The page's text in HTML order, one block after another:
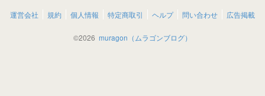
運営会社 規約 個人情報 特定商取引 ヘルプ 問い合わせ 広告掲載
©2026 muragon（ムラゴンブログ）